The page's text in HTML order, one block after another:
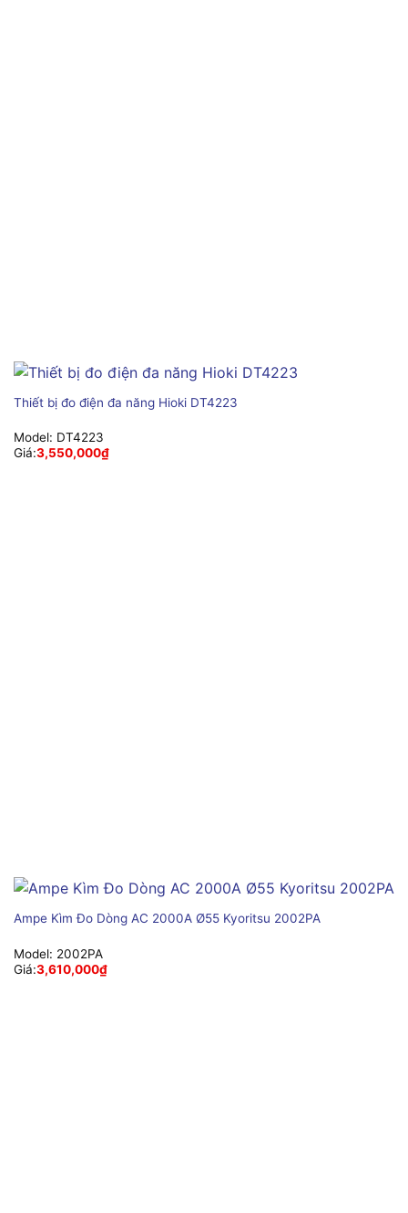
Thiết bị đo điện đa năng Hioki DT4223
Model: DT4223
Giá:3,550,000₫
Ampe Kìm Đo Dòng AC 2000A Ø55 Kyoritsu 2002PA
Model: 2002PA
Giá:3,610,000₫